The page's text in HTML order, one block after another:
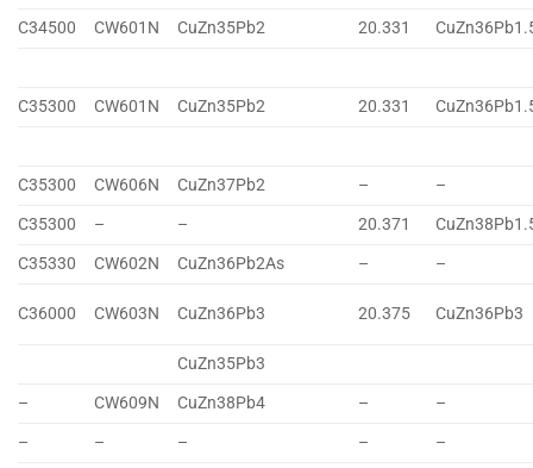
C34500 CW601N CuZn35Pb2 20.331
C35300 CW601N CuZn35Pb2 20.331
C35300 CW606N CuZn37Pb2 –
–
C35300
– – 20.371
C35330
CW602N CuZn36Pb2As – –
C36000 CW603N CuZn36Pb3 20.375 CuZn36Pb3
CuZn35Pb3
–
CW609N CuZn38Pb4 –
–
–
– – – –